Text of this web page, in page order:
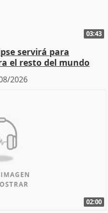
03:43
servirá para
el resto del mundo
2026
02:00